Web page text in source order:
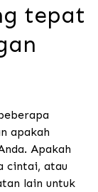
tepat
apakah
Apakah
cintai, atau
lain untuk